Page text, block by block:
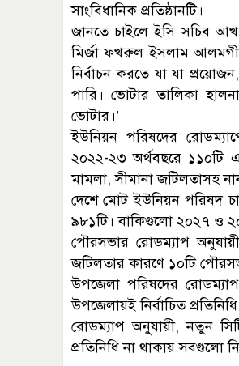
সাংবিধানিক প্রতিষ্ঠানটি।
জানতে চাইলে ইসি সচিব
মির্জা ফখরুল ইসলাম আলমগীর
নির্বাচন করতে যা যা
পারি। ভোটার তালিকা
ভোটার।’
ইউনিয়ন পরিষদের
২০২২-২৩ অর্থবছরে ১১০টি
মামলা, সীমানা জটিলতাসহ
দেশে মোট ইউনিয়ন পরিষদ
৯৮১টি। বাকিগুলো ২০২৭ ও
পৌরসভার রোডম্যাপ
জটিলতার কারণে ১০টি
উপজেলা পরিষদের
উপজেলায়ই নির্বাচিত
রোডম্যাপ অনুযায়ী, নতুন
প্রতিনিধি না থাকায় সবগুলো